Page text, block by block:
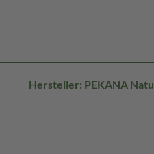
Hersteller: PEKANA